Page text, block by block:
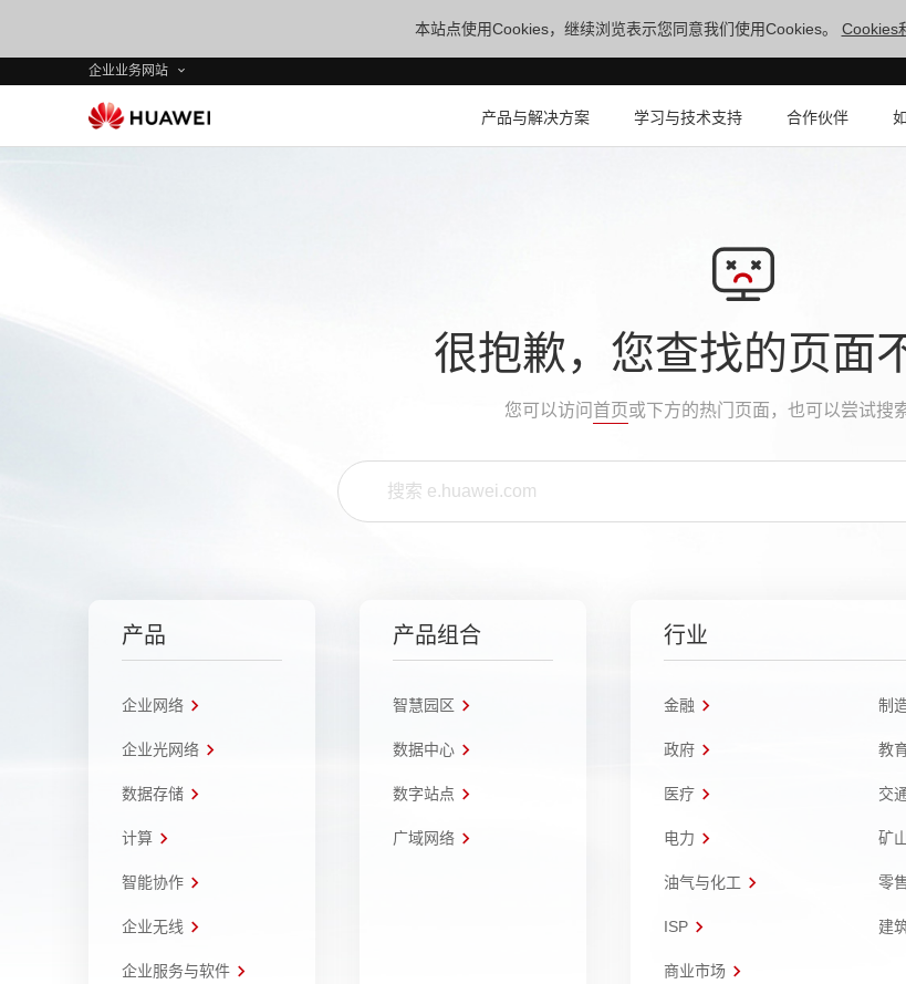
本站点使用Cookies，继续浏览表示您同意我们使用Cookies。 Cookies
企业业务网站
产品与解决方案 学习与技术支持 合作伙伴
很抱歉，您查找的页面
您可以访问 首页或下方的热门页面，也可以尝试搜
产品
企业网络
企业光网络
数据存储
计算
智能协作
企业无线
企业服务与软件
产品组合
智慧园区
数据中心
数字站点
广域网络
行业
金融 制
政府 教
医疗 交
电力 矿
油气与化工 零
ISP 建
商业市场